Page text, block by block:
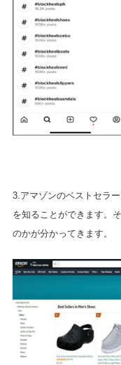
3.アマゾンのベストセラ
を知ることができます。
のかが分かってきます。